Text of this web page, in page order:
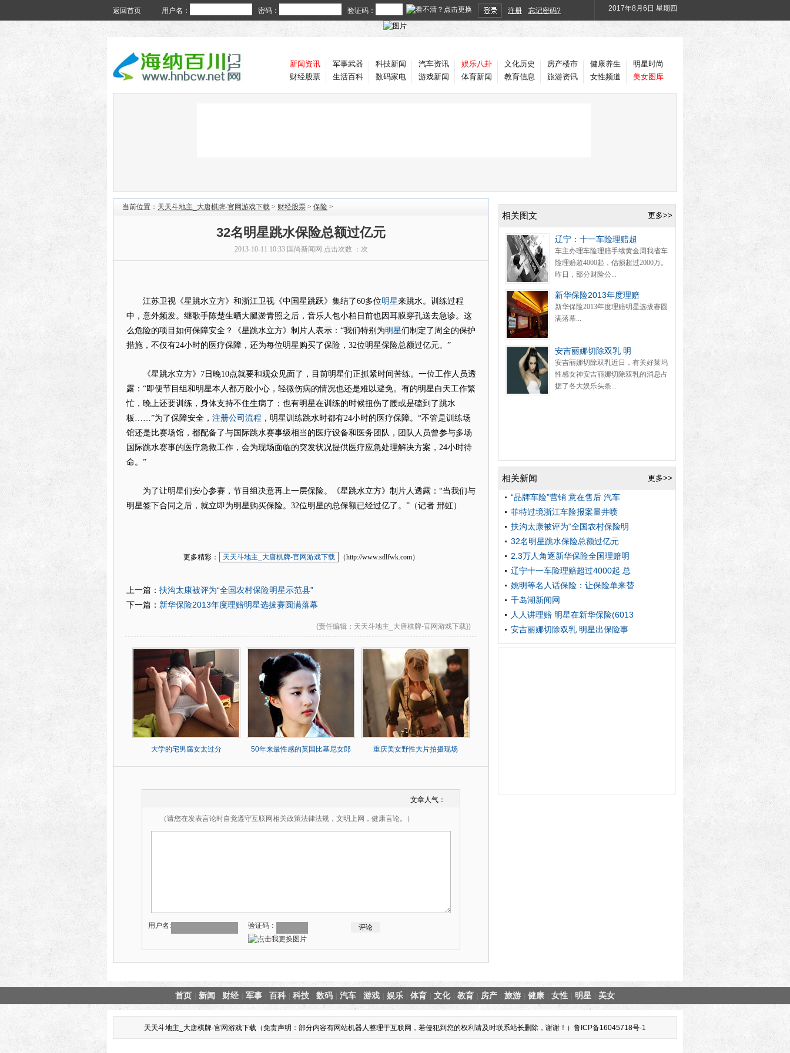
返回首页 用户名： 密码： 验证码： 注册 忘记密码? 2017年8月6日 星期四
新闻资讯
财经股票
军事武器
生活百科
科技新闻
数码家电
汽车资讯
游戏新闻
娱乐八卦
体育新闻
文化历史
教育信息
房产楼市
旅游资讯
健康养生
女性频道
明星时尚
美女图库
当前位置： 天天斗地主_大唐棋牌-官网游戏下载 > 财经股票 > 保险 >
32名明星跳水保险总额过亿元
2013-10-11 10:33 国尚新闻网 点击次数 ： 次
江苏卫视《星跳水立方》和浙江卫视《中国星跳跃》集结了60多位明星来跳水。训练过程
中，意外频发。继歌手陈楚生晒大腿淤青照之后，音乐人包小柏日前也因耳膜穿孔送去急诊。这
么危险的项目如何保障安全？《星跳水立方》制片人表示：“我们特别为明星们制定了周全的保护
措施，不仅有24小时的医疗保障，还为每位明星购买了保险，32位明星保险总额过亿元。”
《星跳水立方》7日晚10点就要和观众见面了，目前明星们正抓紧时间苦练。一位工作人员透
露：“即便节目组和明星本人都万般小心，轻微伤病的情况也还是难以避免。有的明星白天工作繁
忙，晚上还要训练，身体支持不住生病了；也有明星在训练的时候扭伤了腰或是磕到了跳水
板……”为了保障安全， 注册公司流程 ，明星训练跳水时都有24小时的医疗保障。“不管是训练场
馆还是比赛场馆，都配备了与国际跳水赛事级相当的医疗设备和医务团队，团队人员曾参与多场
国际跳水赛事的医疗急救工作，会为现场面临的突发状况提供医疗应急处理解决方案，24小时待
命。”
为了让明星们安心参赛，节目组决意再上一层保险。《星跳水立方》制片人透露：“当我们与
明星签下合同之后，就立即为明星购买保险。32位明星的总保额已经过亿了。”（记者 邢虹）
更多精彩： 天天斗地主_大唐棋牌-官网游戏下载 （http://www.sdlfwk.com）
上一篇： 扶沟太康被评为“全国农村保险明星示范县”
下一篇： 新华保险2013年度理赔明星选拔赛圆满落幕
(责任编辑 ：天天斗地主_大唐棋牌-官网游戏下载})
大学的宅男腐女太过分 50年来最性感的英国比基尼女郎 重庆美女野性大片拍摄现场
文章人气：
（请您在发表言论时自觉遵守互联网相关政策法律法规，文明上网，健康言论。）
用户名: 验证码：
更多>>
相关图文
辽宁：十一车险理赔超
车主办理车险理赔手续黄金周我省车
险理赔超4000起，估损超过2000万。
昨日，部分财险公...
新华保险2013年度理赔
新华保险2013年度理赔明星选拔赛圆
满落幕...
安吉丽娜切除双乳 明
安吉丽娜切除双乳近日，有关好莱坞
性感女神安吉丽娜切除双乳的消息占
据了各大娱乐头条...
更多>>
相关新闻
“品牌车险”营销 意在售后 汽车
菲特过境浙江车险报案量井喷
扶沟太康被评为“全国农村保险明
32名明星跳水保险总额过亿元
2.3万人角逐新华保险全国理赔明
辽宁十一车险理赔超过4000起 总
姚明等名人话保险：让保险单来替
千岛湖新闻网
人人讲理赔 明星在新华保险(6013
安吉丽娜切除双乳 明星出保险事
首页 新闻 财经 军事 百科 科技 数码 汽车 游戏 娱乐 体育 文化 教育 房产 旅游 健康 女性 明星 美女
天天斗地主_大唐棋牌-官网游戏下载（免责声明：部分内容有网站机器人整理于互联网，若侵犯到您的权利请及时联系站长删除，谢谢！）鲁ICP备16045718号-1